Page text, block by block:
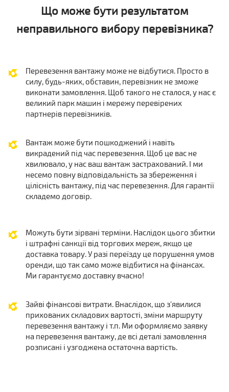
Що може бути результатом
неправильного вибору перевізника?
Перевезення вантажу може не відбутися. Просто в
силу, будь-яких, обставин, перевізник не зможе
виконати замовлення. Щоб такого не сталося, у нас є
великий парк машин і мережу перевірених
партнерів перевізників.
Вантаж може бути пошкоджений і навіть
викрадений під час перевезення. Щоб це вас не
хвилювало, у нас ваш вантаж застрахований. І ми
несемо повну відповідальність за збереження і
цілісність вантажу, під час перевезення. Для гарантії
складемо договір.
Можуть бути зірвані терміни. Наслідок цього збитки
і штрафні санкції від торгових мереж, якщо це
доставка товару. У разі переїзду це порушення умов
оренди, що так само може відбитися на фінансах.
Ми гарантуємо доставку вчасно!
Зайві фінансові витрати. Внаслідок, що з'явилися
прихованих складових вартості, зміни маршруту
перевезення вантажу і т.п. Ми оформляємо заявку
на перевезення вантажу, де всі деталі замовлення
розписані і узгоджена остаточна вартість.